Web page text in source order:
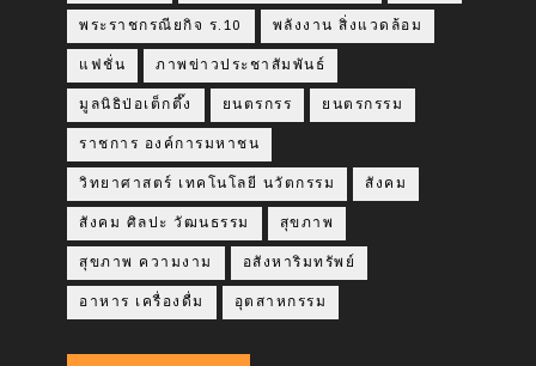
พระราชกรณียกิจ ร.10 พลังงาน สิ่งแวดล้อม
แฟชั่น ภาพข่าวประชาสัมพันธ์
มูลนิธิป่อเต็กตึ๊ง ยนตรกรร ยนตรกรรม
ราชการ องค์การมหาชน
วิทยาศาสตร์ เทคโนโลยี นวัตกรรม สังคม
สังคม ศิลปะ วัฒนธรรม สุขภาพ
สุขภาพ ความงาม อสังหาริมทรัพย์
อาหาร เครื่องดื่ม อุตสาหกรรม